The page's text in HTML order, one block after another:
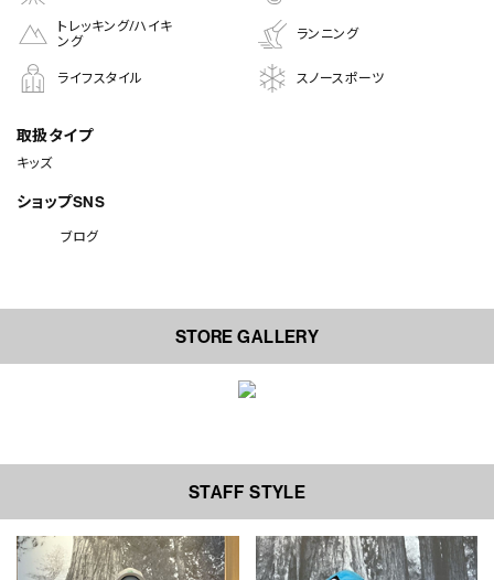
トレッキング/ハイキ
ング
ランニング
ライフスタイル スノースポーツ
取扱タイプ
キッズ
ショップSNS
ブログ
STORE GALLERY
STAFF STYLE